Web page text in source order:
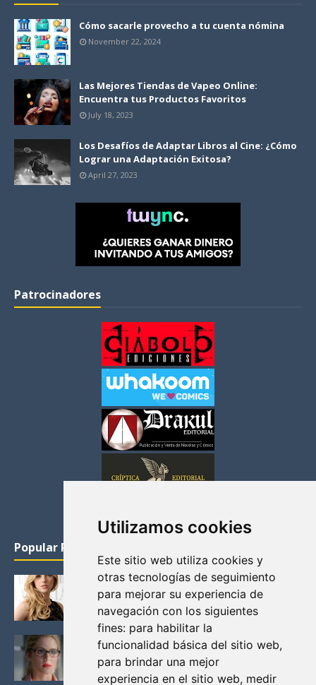
Utilizamos cookies
Este sitio web utiliza cookies y
otras tecnologías de seguimiento
para mejorar su experiencia de
navegación con los siguientes
fines: para habilitar la
funcionalidad básica del sitio web,
para brindar una mejor
experiencia en el sitio web, medir
Cómo sacarle provecho a tu cuenta nómina
November 22, 2024
Las Mejores Tiendas de Vapeo Online:
Encuentra tus Productos Favoritos
July 18, 2023
Los Desafíos de Adaptar Libros al Cine: ¿Cómo
Lograr una Adaptación Exitosa?
April 27, 2023
Patrocinadores
Popular Posts
KATHERYN WINNICK: LA ACTRIZ MAS GUAPA DE
VIKINGOS
Junio 14, 2013
FELICITY (EMILY BETT RICKARDS), LAS FOTOS
MAS BONITAS DE LA ALIADA DE ARROW
Noviembre 30, 2013